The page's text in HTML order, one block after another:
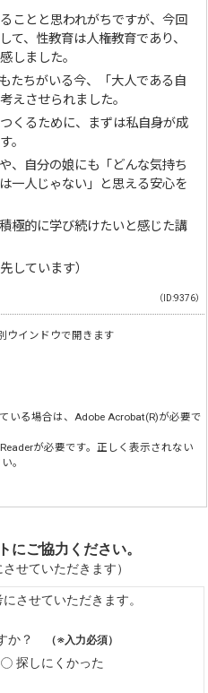
ことと思われがちですが、今回
て、性教育は人権教育であり、
しました。
たちがいる今、「大人である自
えさせられました。
くるために、まずは私自身が成
。
、自分の娘にも「どんな気持ち
一人じゃない」と思える安心を
極的に学び続けたいと感じた講
しています）
（ID:9376）
ウインドウで開きます
いる場合は、Adobe Acrobat(R)が必要で
が必要です。正しく表示されない
。